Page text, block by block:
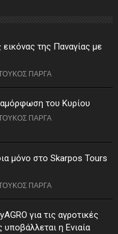
της Παναγίας με
ΠΑΡΓΑ
του Κυρίου
ΠΑΡΓΑ
μόνο στο Skarpos Tours
ΠΑΡΓΑ
για τις αγροτικές
η Ενιαία